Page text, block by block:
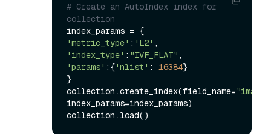
# Create an AutoIndex index for
collection
'metric_type' : 'L2'
'index_type' : "IVF_FLAT"
'params' :{'nlist' : 16384}
}
collection.create_index(field_name=
index_params=index_params)